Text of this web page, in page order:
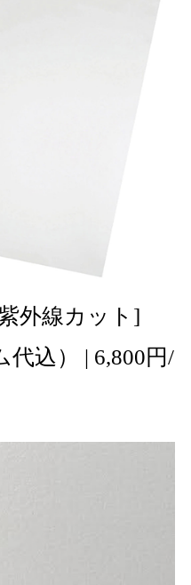
外線カット]
代込） | 6,800円/